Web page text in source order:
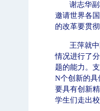
谢志华
邀请世界各
的改革要贯
王萍就
情况进行了
题的能力。
N个创新的
要具有创新
学生们走出
【审